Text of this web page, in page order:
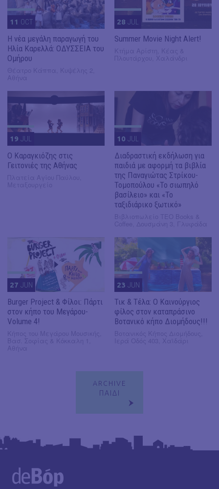
11 OCT
Η νέα μεγάλη παραγωγή του
Ηλία Καρελλά: ΟΔΥΣΣΕΙΑ του
Ομήρου
28 JUL
Summer Movie Night Alert!
19 JUL
​Ο Καραγκιόζης στις
Γειτονιές της Αθήνας
10 JUL
Διαδραστική εκδήλωση για
παιδιά με αφορμή τα βιβλία
της Παναγιώτας Στρίκου-
Τομοπούλου «Το σιωπηλό
βασίλειο» και «Το
ταξιδιάρικο ξωτικό»
27 JUN
Burger Project & Φίλοι: Πάρτι
στον κήπο του Μεγάρου-
Volume 4!
23 JUN
Τικ & Τέλα: Ο Καινούργιος
φίλος στον καταπράσινο
Βοτανικό κήπο Διομήδους!!!
ARCHIVE
ΠΑΙΔΙ